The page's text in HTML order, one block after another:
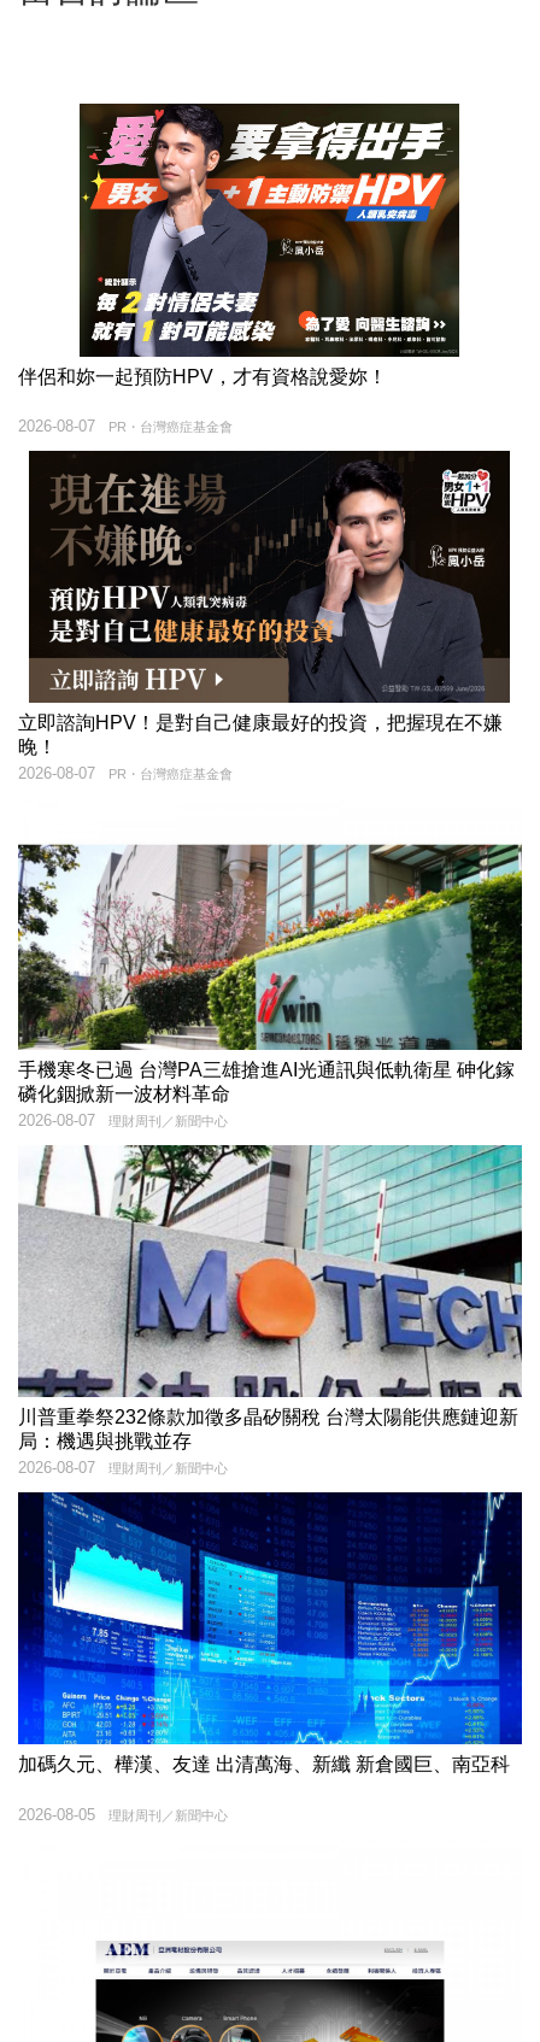
伴侶和妳一起預防HPV，才有資格說愛妳！
PR・台灣癌症基金會
2026-08-07
立即諮詢HPV！是對自己健康最好的投資，把握現在不嫌
晚！
PR・台灣癌症基金會
2026-08-07
手機寒冬已過 台灣PA三雄搶進AI光通訊與低軌衛星 砷化鎵
磷化銦掀新一波材料革命
理財周刊／新聞中心
2026-08-07
川普重拳祭232條款加徵多晶矽關稅 台灣太陽能供應鏈迎新
局：機遇與挑戰並存
理財周刊／新聞中心
2026-08-07
加碼久元、樺漢、友達 出清萬海、新纖 新倉國巨、南亞科
理財周刊／新聞中心
2026-08-05